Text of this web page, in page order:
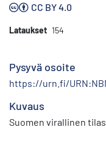
CC BY 4.0
Lataukset 154
Pysyvä osoite
https://urn.fi/
Kuvaus
Suomen virallinen